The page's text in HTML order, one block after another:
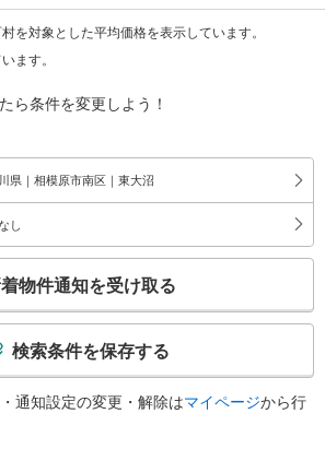
を対象とした平均価格を表示しています。
ます。
ら条件を変更しよう！
県｜相模原市南区｜東大沼
し
物件通知を受け取る
検索条件を保存する
通知設定の変更・解除はマイページから行